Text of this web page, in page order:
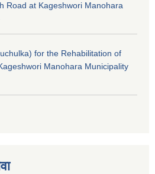
Road at Kageshwori Manohara
for the Rehabilitation of
Manohara Municipality